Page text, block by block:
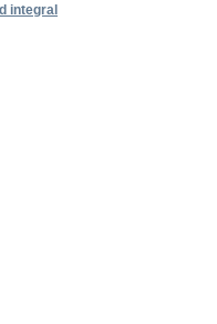
integral